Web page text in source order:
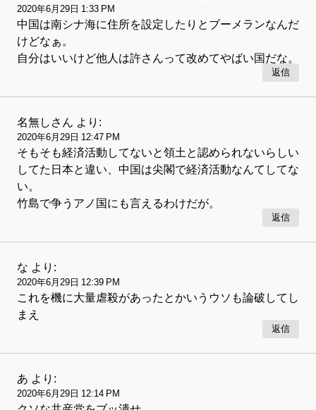
2020年6月29日 1:33 PM
中国は南シナ海に住所を設定したりとブーメランなんだ
けどなぁ。
自分はいいけど他人は許さんって改めてやばい国だな。
返信
名無しさん より:
2020年6月29日 12:47 PM
そもそも経済活動してないと領土と認められないらしい
してた日本と違い、中国は尖閣で経済活動なんてしてな
い。
竹島で争うアノ国にも言えるわけだが。
返信
な より:
2020年6月29日 12:39 PM
これを機に大量虐殺があったとかいうウソも論破してし
まえ
返信
あ より:
2020年6月29日 12:14 PM